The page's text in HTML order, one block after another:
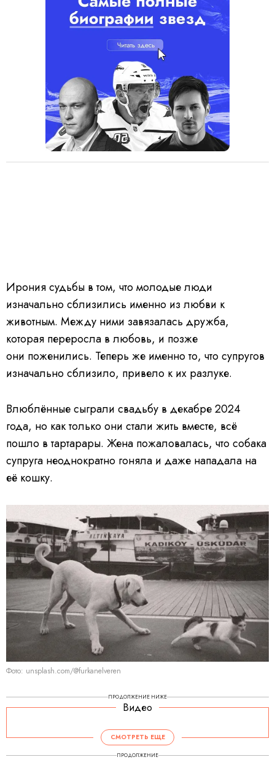
Ирония судьбы в том, что молодые люди
изначально сблизились именно из любви к
животным. Между ними завязалась дружба,
которая переросла в любовь, и позже
они поженились. Теперь же именно то, что супругов
изначально сблизило, привело к их разлуке.
Влюблённые сыграли свадьбу в декабре 2024
года, но как только они стали жить вместе, всё
пошло в тартарары. Жена пожаловалась, что собака
супруга неоднократно гоняла и даже нападала на
её кошку.
Фото: unsplash.com/@furkanelveren
ПРОДОЛЖЕНИЕ НИЖЕ
Видео
СМОТРЕТЬ ЕЩЕ
ПРОДОЛЖЕНИЕ